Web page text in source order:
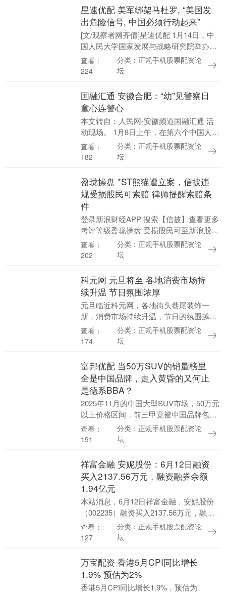
星速优配 美军绑架马杜罗, “美国发
出危险信号, 中国必须行动起来”
[文/观察者网齐倩]星速优配 1月14日，中
国人民大学国家发展与战略研究院举办线
上中美政经论坛。 据香港《南华早报》和
人大国发院微信公众号消息，期间，中国
查看：
224
分类：正规手机股票配资论
坛
国融汇通 安徽合肥：“幼”见警察日
童心连警心
本文转自：人民网-安徽频道国融汇通 活
动现场。 1月8日上午，在第六个中国人民
警察节来临之际，合肥交警新站大队受邀
走进辖区萧城路幼儿园开展交通安全宣传
查看：
182
分类：正规手机股票配资论
坛
盈珑操盘 *ST熊猫遭立案，信披违
规受损股民可索赔 律师提醒索赔条
件
登录新浪财经APP 搜索【信披】查看更多
考评等级盈珑操盘 受损股民可至新浪股民
维权平台登记该公司维权：
http://wq.finance.sina.com.cn....
查看：
202
分类：正规手机股票配资论
坛
科元网 元旦将至 各地消费市场持
续升温 节日氛围浓厚
元旦临近科元网，各地街头巷尾装饰一
新，消费市场持续升温，节日的氛围越来
越浓。 在广东广州云台花园，新年花卉景
观布置完成，各种喜庆的新年装饰随处可
查看：
174
分类：正规手机股票配资论
坛
富邦优配 当50万SUV的销量榜里
全是中国品牌，走入黄昏的又何止
是德系BBA？
2025年11月的中国大型SUV市场，50万元
以上价格区间，前三甲竟被中国品牌包
揽，ZEEKR 9X以8121辆、问界M9以7804
辆的成绩稳居TOP 2。而作....
查看：
191
分类：正规手机股票配资论
坛
祥富金融 安妮股份：6月12日融资
买入2137.56万元，融资融券余额
1.94亿元
本站消息，6月12日祥富金融，安妮股份
（002235）融资买入2137.56万元，融资
偿还4765.91万元，融资净卖出2628.36万
元，融资余额1.93亿元....
查看：
127
分类：正规手机股票配资论
坛
万宝配资 香港5月CPI同比增长
1.9% 预估为2%
香港5月CPI同比增长1.9%，预估为